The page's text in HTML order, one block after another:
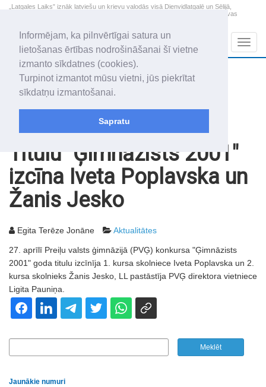
Informējam, ka pilnvērtīgai satura un
lietošanas ērtības nodrošināšanai šī vietne
izmanto sīkdatnes (cookies).
Turpinot izmantot mūsu vietni, jūs piekrītat
sīkdatņu izmantošanai.
Sapratu
„Latgales Laiks” iznāk latviešu un krievu valodās visā Dienvidlatgalē un Sēlijā,
„Latgales Laiks” latviešu valodā aptver Daugavpils valstspilsētu, Augšdaugavas
2026. gada 9. augusts
Svētdiena
Genovefa, Genoveva, Madara
+21.4
Titulu "Ģimnāzists 2001"
izcīna Iveta Poplavska un
Žanis Jesko
Egita Terēze Jonāne Aktualitātes
27. aprīlī Preiļu valsts ģimnāzijā (PVĢ) konkursa "Ģimnāzists
2001" goda titulu izcīnīja 1. kursa skolniece Iveta Poplavska un 2.
kursa skolnieks Žanis Jesko, LL pastāstīja PVĢ direktora vietniece
Ligita Pauniņa.
Jaunākie numuri